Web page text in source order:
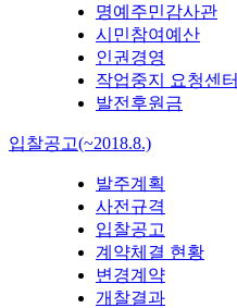
명예주민감사관
시민참여예산
인권경영
작업중지 요청센터
발전후원금
입찰공고(~2018.8.)
발주계획
사전규격
입찰공고
계약체결 현황
변경계약
개찰결과